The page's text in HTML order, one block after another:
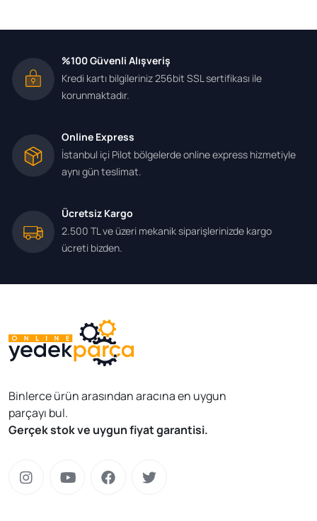
%100 Güvenli Alışveriş
Kredi kartı bilgileriniz 256bit SSL sertifikası ile
korunmaktadır.
Online Express
İstanbul içi Pilot bölgelerde online express hizmetiyle
aynı gün teslimat.
Ücretsiz Kargo
2.500 TL ve üzeri mekanik siparişlerinizde kargo
ücreti bizden.
Binlerce ürün arasından aracına en uygun
parçayı bul.
Gerçek stok ve uygun fiyat garantisi.